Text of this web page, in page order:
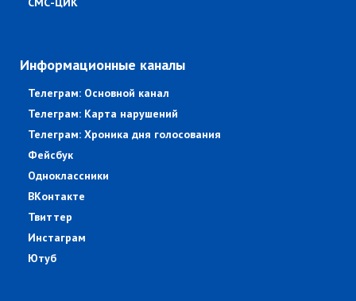
Информационные каналы
Телеграм: Основной канал
Телеграм: Карта нарушений
Телеграм: Хроника дня голосования
Фейсбук
Одноклассники
ВКонтакте
Твиттер
Инстаграм
Ютуб